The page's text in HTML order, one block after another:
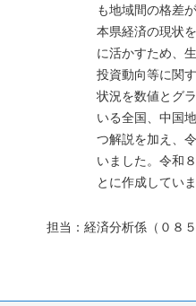
も地域間の格差
本県経済の現状
に活かすため、
投資動向等に関
状況を数値とグ
いる全国、中国
つ解説を加え、
いました。令和
とに作成していま
担当：経済分析係（０８５